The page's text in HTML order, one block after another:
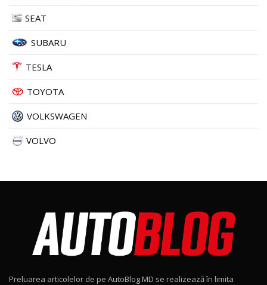
SEAT
SUBARU
TESLA
TOYOTA
VOLKSWAGEN
VOLVO
Preluarea articolelor de pe AutoBlog.MD se realizează în limita